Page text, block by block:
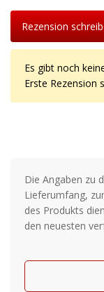
Rezension
Es gibt noch
Erste Rezension
Die Angaben zu
Lieferumfang,
des Produkts
den neuesten